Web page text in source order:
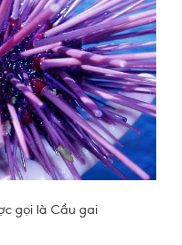
gọi là Cầu gai